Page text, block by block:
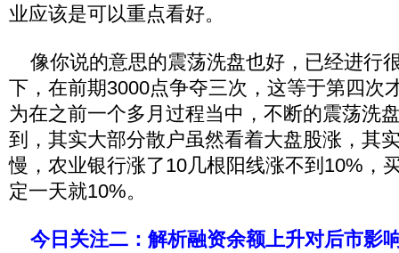
业应该是可以重点看好。
像你说的意思的震荡洗盘也好，已经进行
下，在前期3000点争夺三次，这等于第四次
为在之前一个多月过程当中，不断的震荡洗
到，其实大部分散户虽然看着大盘股涨，其
慢，农业银行涨了10几根阳线涨不到10%，
定一天就10%。
今日关注二：解析融资余额上升对后市影